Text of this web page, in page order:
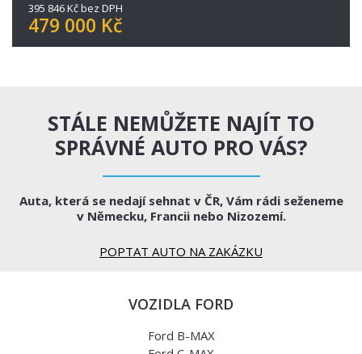
395 846 Kč bez DPH
479 000 Kč
STÁLE NEMŮŽETE NAJÍT TO
SPRÁVNÉ AUTO PRO VÁS?
Auta, která se nedají sehnat v ČR, Vám rádi seženeme
v Německu, Francii nebo Nizozemí.
POPTAT AUTO NA ZAKÁZKU
VOZIDLA FORD
Ford B-MAX